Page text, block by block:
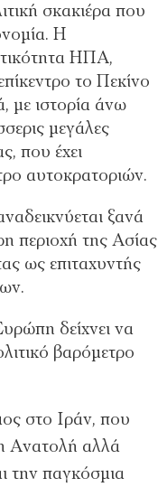
σκακιέρα που
Η
ΗΠΑ,
το Πεκίνο
µε ιστορία άνω
µεγάλες
που έχει
αυτοκρατοριών.
ξανά
περιοχή της Ασίας
ως επιταχυντής
δείχνει να
βαρόµετρο
στο Ιράν, που
Ανατολή αλλά
την παγκόσµια